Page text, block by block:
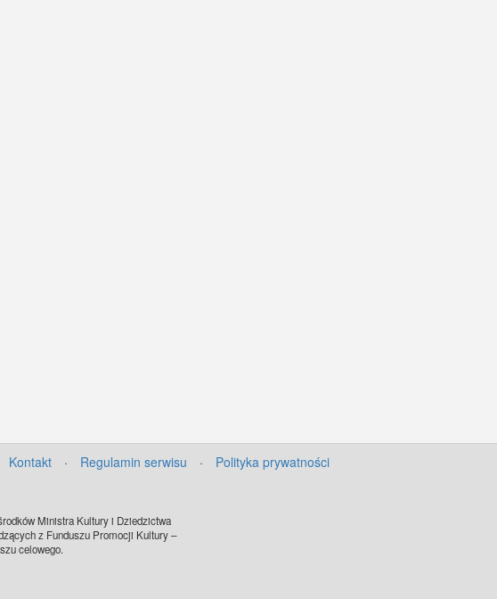
Kontakt · Regulamin serwisu · Polityka prywatności
Ministra Kultury i Dziedzictwa
z Funduszu Promocji Kultury –
celowego.